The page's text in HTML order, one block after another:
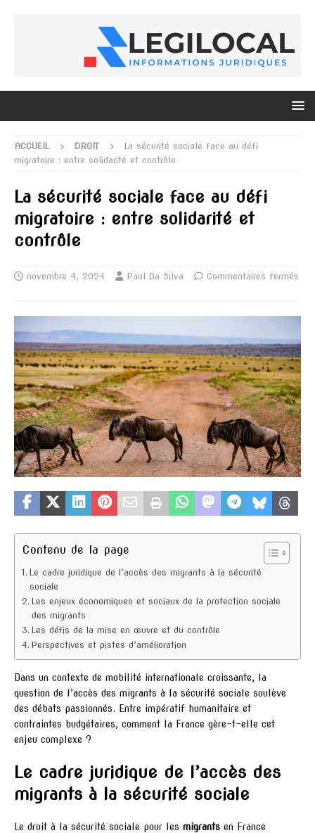
ACCUEIL DROIT
La sécurité sociale face au défi
migratoire : entre solidarité et contrôle
La sécurité sociale face au défi
migratoire : entre solidarité et
contrôle
novembre 4, 2024 Paul Da Silva Commentaires fermés
Contenu de la page
Le cadre juridique de l’accès des migrants à la sécurité
sociale
Les enjeux économiques et sociaux de la protection sociale
des migrants
Les défis de la mise en œuvre et du contrôle
Perspectives et pistes d’amélioration
Dans un contexte de mobilité internationale croissante, la
question de l’accès des migrants à la sécurité sociale soulève
des débats passionnés. Entre impératif humanitaire et
contraintes budgétaires, comment la France gère-t-elle cet
enjeu complexe ?
Le cadre juridique de l’accès des
migrants à la sécurité sociale
Le droit à la sécurité sociale pour les migrants en France